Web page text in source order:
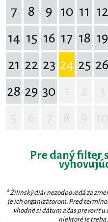
7
8 9 10 11 12
14 15 16 17 18 19
21 22 23 24 25 26
28 29 30
Pre daný filter
* Žilinský diár nezodpovedá za
je ich organizátorom. Pred
vhodné si dátum a čas preveriť u
niektoré je treba